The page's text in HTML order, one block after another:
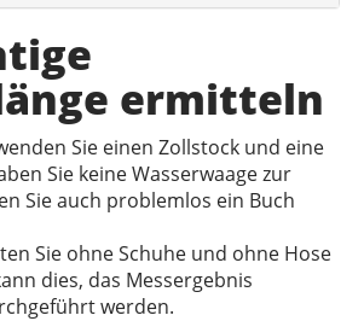
ermitteln
Sie einen Zollstock und eine
Sie keine Wasserwaage zur
Sie auch problemlos ein Buch
Sie ohne Schuhe und ohne Hose
dies, das Messergebnis
werden.